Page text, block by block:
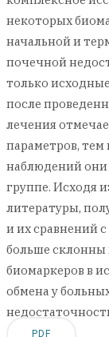
некоторых
начальной и
почечной
только
после
лечения
параметров, тем
наблюдений они
группе. Исходя
литературы,
и их сравнений
больше склонны
биомаркеров в
обмена у
PDF